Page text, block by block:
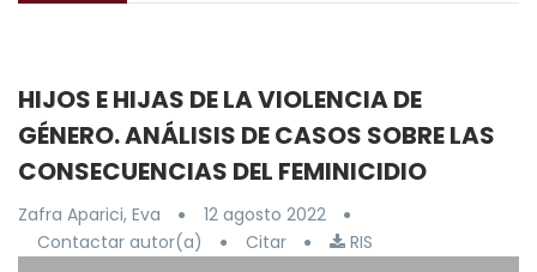
HIJOS E HIJAS DE LA VIOLENCIA DE
GÉNERO. ANÁLISIS DE CASOS SOBRE LAS
CONSECUENCIAS DEL FEMINICIDIO
Zafra Aparici, Eva
12 agosto 2022
Contactar autor(a)
Citar RIS